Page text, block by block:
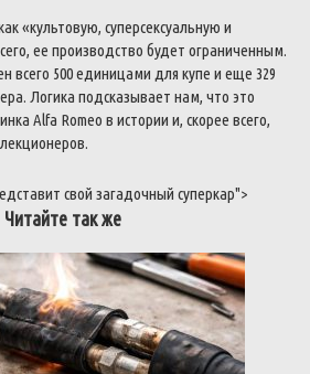
«культовую, суперсексуальную и
, ее производство будет ограниченным.
всего 500единицами для купе и еще 329
. Логика подсказывает нам, что это
Alfa Romeo в истории и, скорее всего,
.
свой загадочный суперкар">
Читайте так же